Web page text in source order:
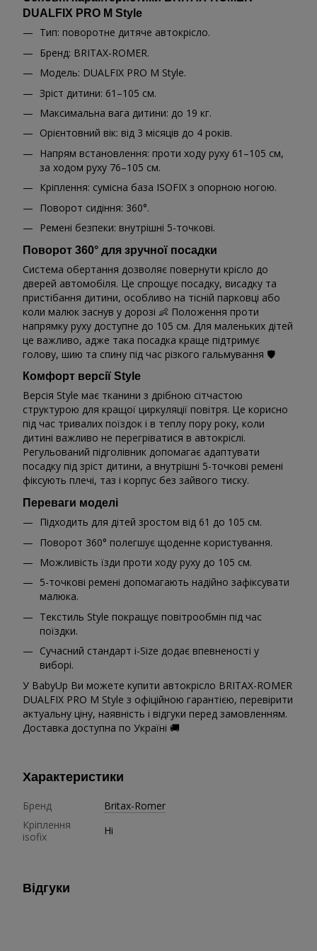
DUALFIX PRO M Style
Тип: поворотне дитяче автокрісло.
Бренд: BRITAX-ROMER.
Модель: DUALFIX PRO M Style.
Зріст дитини: 61–105 см.
Максимальна вага дитини: до 19 кг.
Орієнтовний вік: від 3 місяців до 4 років.
Напрям встановлення: проти ходу руху 61–105 см,
за ходом руху 76–105 см.
Кріплення: сумісна база ISOFIX з опорною ногою.
Поворот сидіння: 360°.
Ремені безпеки: внутрішні 5-точкові.
Поворот 360° для зручної посадки
Система обертання дозволяє повернути крісло до
дверей автомобіля. Це спрощує посадку, висадку та
пристібання дитини, особливо на тісній парковці або
коли малюк заснув у дорозі 👶 Положення проти
напрямку руху доступне до 105 см. Для маленьких дітей
це важливо, адже така посадка краще підтримує
голову, шию та спину під час різкого гальмування 🛡️
Комфорт версії Style
Версія Style має тканини з дрібною сітчастою
структурою для кращої циркуляції повітря. Це корисно
під час тривалих поїздок і в теплу пору року, коли
дитині важливо не перегріватися в автокріслі.
Регульований підголівник допомагає адаптувати
посадку під зріст дитини, а внутрішні 5-точкові ремені
фіксують плечі, таз і корпус без зайвого тиску.
Переваги моделі
Підходить для дітей зростом від 61 до 105 см.
Поворот 360° полегшує щоденне користування.
Можливість їзди проти ходу руху до 105 см.
5-точкові ремені допомагають надійно зафіксувати
малюка.
Текстиль Style покращує повітрообмін під час
поїздки.
Сучасний стандарт i-Size додає впевненості у
виборі.
У BabyUp Ви можете купити автокрісло BRITAX-ROMER
DUALFIX PRO M Style з офіційною гарантією, перевірити
актуальну ціну, наявність і відгуки перед замовленням.
Доставка доступна по Україні 🚚
Характеристики
Бренд
Britax-Romer
Кріплення
isofix
Ні
Відгуки